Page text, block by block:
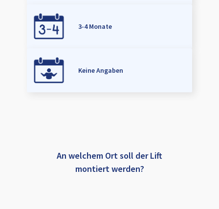
3-4 Monate
Keine Angaben
An welchem Ort soll der Lift
montiert werden?